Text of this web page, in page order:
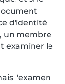
d'identité
un membre
examiner le
l'examen